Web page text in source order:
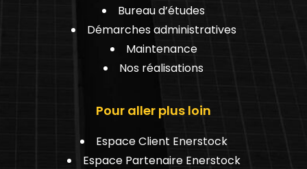
Bureau d’études
Démarches administratives
Maintenance
Nos réalisations
Pour aller plus loin
Espace Client Enerstock
Espace Partenaire Enerstock